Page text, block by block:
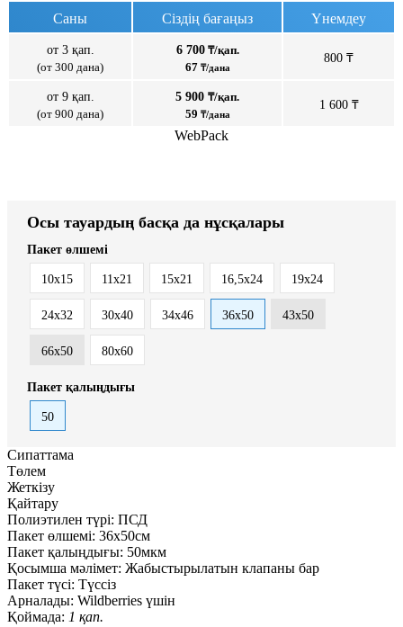
Саны
Сіздің бағаңыз Үнемдеу
от 3 қап.
(от 300 дана)
6 700₸/қап.
67 ₸/дана
800 ₸
от 9 қап.
(от 900 дана)
5 900 ₸/қап.
59 ₸/дана
1 600 ₸
WebPack
Осы тауардың басқа да нұсқалары
Пакет өлшемі
10x15 11x21 15x21 16,5х24 19х24
24х32 30x40 34х46 36х50 43х50
66х50 80х60
Пакет қалыңдығы
50
Сипаттама
Төлем
Жеткізу
Қайтару
Полиэтилен түрі: ПСД
Пакет өлшемі: 36х50см
Пакет қалыңдығы: 50мкм
Қосымша мәлімет: Жабыстырылатын клапаны бар
Пакет түсі: Түссіз
Арналады: Wildberries үшін
Қоймада: 1 қап.